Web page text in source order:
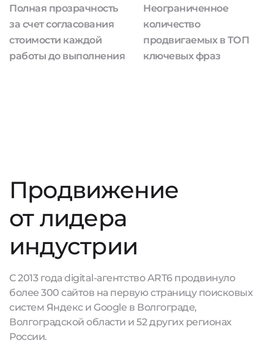
Полная прозрачность
за счет согласования
стоимости каждой
работы до выполнения
Неограниченное
количество
продвигаемых в ТОП
ключевых фраз
Продвижение
от лидера
индустрии
С 2013 года digital-агентство ART6 продвинуло
более 300 сайтов на первую страницу поисковых
систем Яндекс и Google в Волгограде,
Волгоградской области и 52 других регионах
России.